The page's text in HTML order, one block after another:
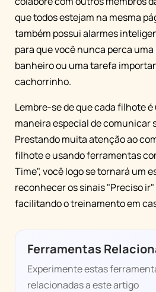
que todos estejam na mesma
também possui alarmes
para que você nunca perca uma
banheiro ou uma tarefa
cachorrinho.
Lembre-se de que cada filhote
maneira especial de comunicar
Prestando muita atenção ao
filhote e usando ferramentas
Time", você logo se tornará um
reconhecer os sinais "Preciso
facilitando o treinamento em
Ferramentas
Experimente estas
relacionadas a este artigo